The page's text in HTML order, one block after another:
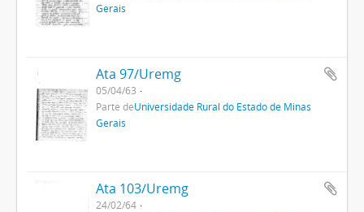
Gerais
Ata 97/Uremg
05/04/63
Parte deUniversidade Rural do Estado de Minas
Gerais
Ata 103/Uremg
24/02/64